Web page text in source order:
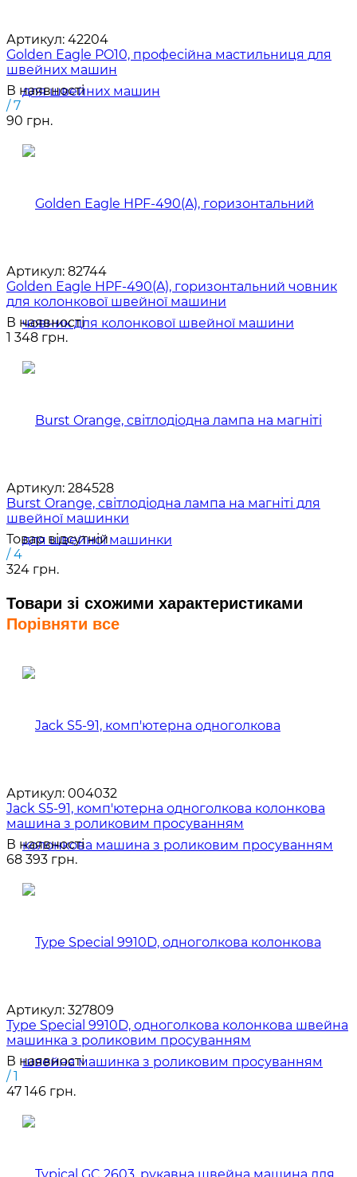
Артикул: 42204
Golden Eagle PO10, професійна мастильниця для
швейних машин
В наявності
/ 7
90 грн.
Артикул: 82744
Golden Eagle HPF-490(A), горизонтальний човник
для колонкової швейної машини
В наявності
1 348 грн.
Артикул: 284528
Burst Orange, світлодіодна лампа на магніті для
швейної машинки
Товар відсутній
/ 4
324 грн.
Товари зі схожими характеристиками
Порівняти все
Артикул: 004032
Jack S5-91, комп'ютерна одноголкова колонкова
машина з роликовим просуванням
В наявності
68 393 грн.
Артикул: 327809
Type Special 9910D, одноголкова колонкова швейна
машинка з роликовим просуванням
В наявності
/ 1
47 146 грн.